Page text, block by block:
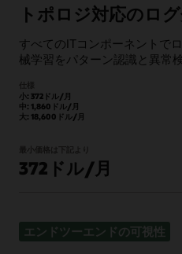
トポロジ対応のロ
すべてのITコンポーネントで
械学習をパターン認識と異常
仕様
小: 372ドル/月
中: 1,860ドル/月
大: 18,600ドル/月
最小価格は下記より
372ドル/月
エンドツーエンドの可視性